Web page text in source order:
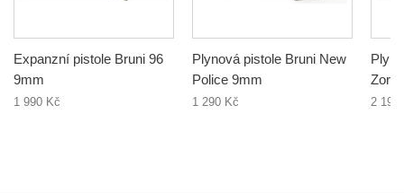
Expanzní pistole Bruni 96
9mm
1 990 Kč
Plynová pistole Bruni New
Police 9mm
1 290 Kč 2 190